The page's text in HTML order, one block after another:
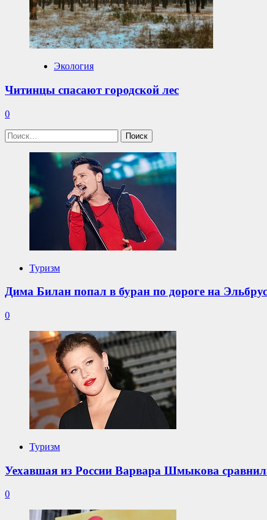
Экология
Читинцы спасают городской лес
0
Найти:
Туризм
Дима Билан попал в буран по дороге на Эльбрус
0
Туризм
Уехавшая из России Варвара Шмыкова
0